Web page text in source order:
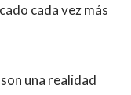
cada vez más
una realidad